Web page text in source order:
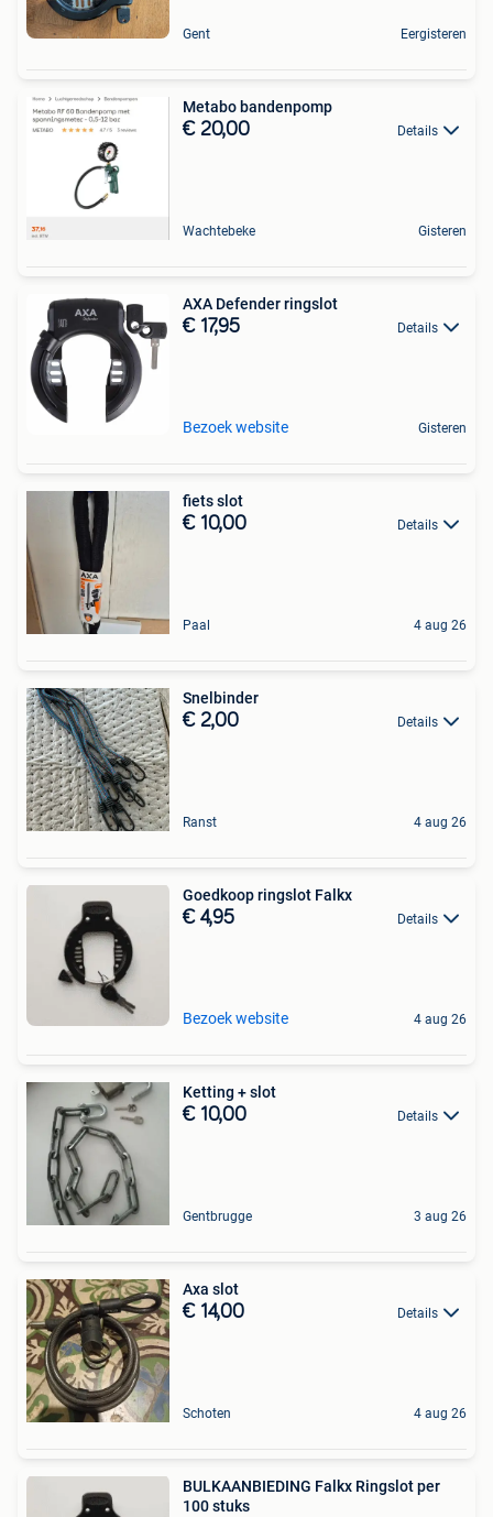
Gent Eergisteren
Metabo bandenpomp
€ 20,00 Details
Wachtebeke Gisteren
AXA Defender ringslot
€ 17,95 Details
Bezoek website Gisteren
fiets slot
€ 10,00 Details
Paal 4 aug 26
Snelbinder
€ 2,00 Details
Ranst 4 aug 26
Goedkoop ringslot Falkx
€ 4,95 Details
Bezoek website 4 aug 26
Ketting + slot
€ 10,00 Details
Gentbrugge 3 aug 26
Axa slot
€ 14,00 Details
Schoten 4 aug 26
BULKAANBIEDING Falkx Ringslot per
100 stuks